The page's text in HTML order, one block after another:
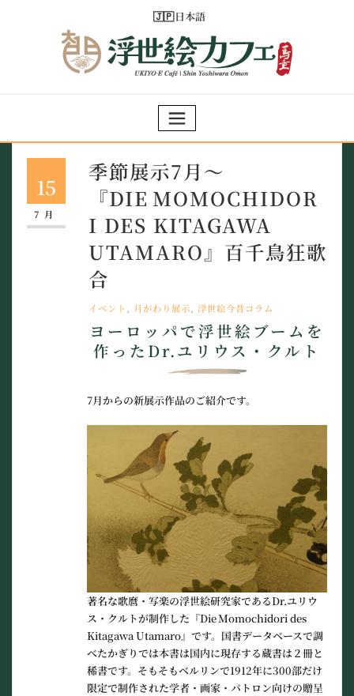
日本語
15
7月
季節展示7月～
『DIE MOMOCHIDOR
I DES KITAGAWA
UTAMARO』百千鳥狂歌
合
イベント 月がわり展示 ,浮世絵今昔コラム
ヨーロッパで浮世絵ブームを
作ったDr.ユリウス・クルト
7月からの新展示作品のご紹介です。
著名な歌麿・写楽の浮世絵研究家であるDr.ユリウ
ス・クルトが制作した 『Die Momochidori des
Kitagawa Utamaro』です。国書データベースで調
べたかぎりでは本書は国内に現存する蔵書は２冊と
稀書です。そもそもベルリンで1912年に300部だけ
限定で制作された学者・画家・パトロン向けの贈呈